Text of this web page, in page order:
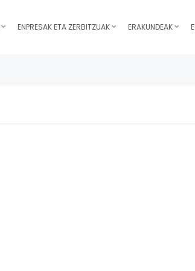
ENPRESAK ETA ZERBITZUAK ERAKUNDEAK